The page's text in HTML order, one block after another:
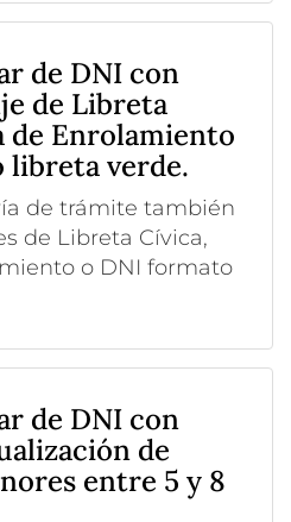
de DNI con
de Libreta
de Enrolamiento
libreta verde.
de trámite también
de Libreta Cívica,
o DNI formato
de DNI con
de
entre 5 y 8